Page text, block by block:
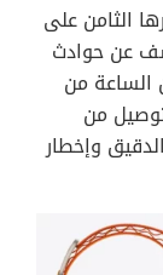
الثامن على
عن حوادث
الساعة من
من
وإخطار